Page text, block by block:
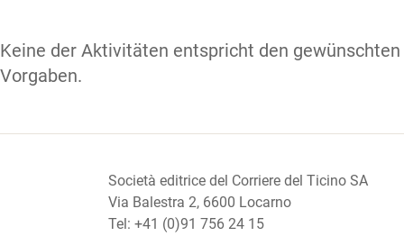
Keine der Aktivitäten entspricht den gewünschten
Vorgaben.
Società editrice del Corriere del Ticino SA
Via Balestra 2, 6600 Locarno
Tel: +41 (0)91 756 24 15